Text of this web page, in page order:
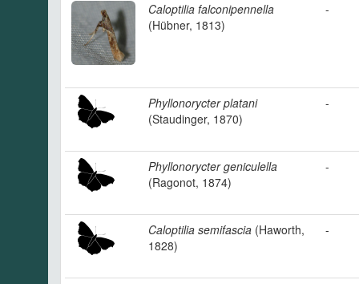
Caloptilia falconipennella
(Hübner, 1813)
-
Phyllonorycter platani
(Staudinger, 1870)
-
Phyllonorycter geniculella
(Ragonot, 1874)
-
Caloptilia semifascia (Haworth,
1828)
-